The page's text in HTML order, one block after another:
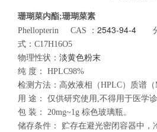
珊瑚菜内酯;珊瑚菜素
Phellopterin CAS ： 2543-94-4
分
式：C17H16O5
物理性状： 淡黄色粉末
纯 度：
HPLC98%
检测方法：高效液相（HPLC）质谱（
用 途： 仅供研究使用 ,不得用于医学诊
包 装： 20mg~1g 棕色玻璃瓶。
储存条件：
贮存在避光密闭容器中，